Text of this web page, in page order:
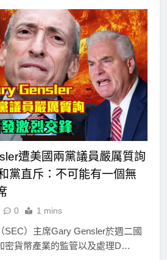
遭美國兩黨議員嚴厲質詢
黨直斥：不可能有一個無
0 1 mins
SEC）主席Gary Gensler於週二國
密貨幣產業的監管以及處理D…